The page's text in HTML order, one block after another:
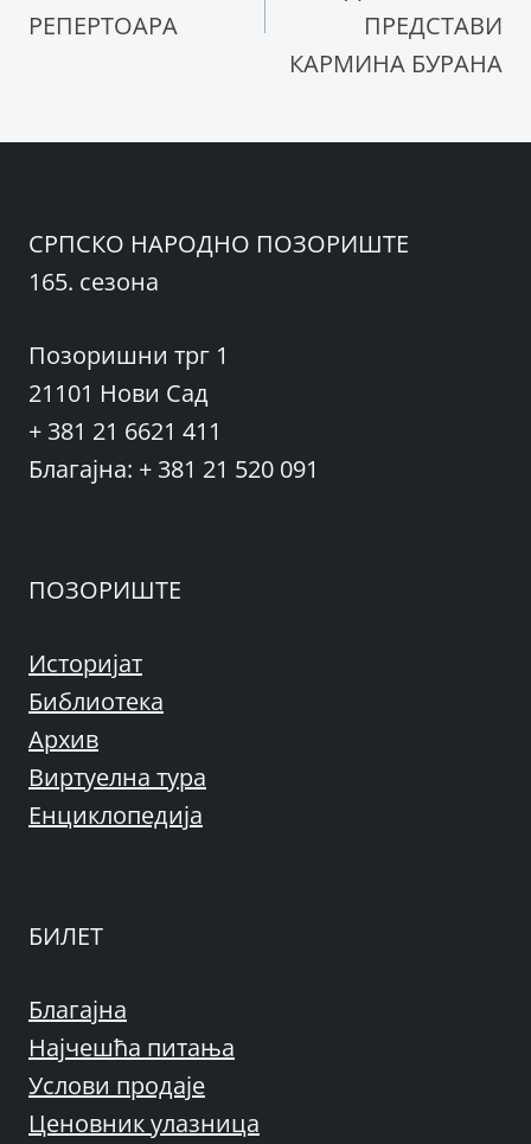
РЕПЕРТОАРА
ПРЕДСТАВИ
КАРМИНА БУРАНА
СРПСКО НАРОДНО ПОЗОРИШТЕ
165. сезона
Позоришни трг 1
21101 Нови Сад
+ 381 21 6621 411
Благајна: + 381 21 520 091
ПОЗОРИШТЕ
Историјат
Библиотека
Архив
Виртуелна тура
Енциклопедија
БИЛЕТ
Благајна
Најчешћа питања
Услови продаје
Ценовник улазница